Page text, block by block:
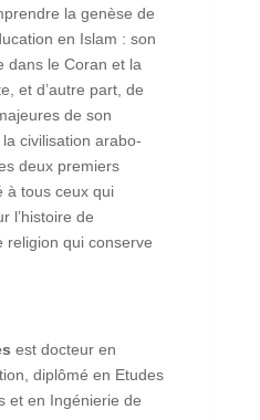
la genèse de
en Islam : son
dans le Coran et la
et d’autre part, de
de son
civilisation arabo-
deux premiers
à tous ceux qui
l’histoire de
religion qui conserve
est docteur en
diplômé en Etudes
et en Ingénierie de